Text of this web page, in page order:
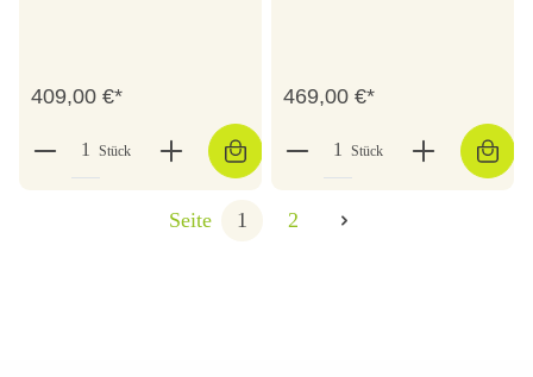
409,00 €*
Stück
469,00 €*
Stück
Seite 1 2